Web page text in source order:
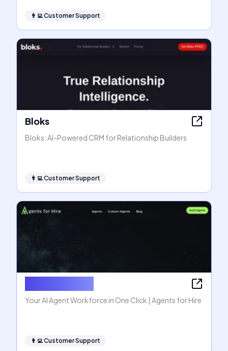
👨‍💻Customer Support
Bloks
Bloks: AI-Powered CRM for Relationship Builders
👨‍💻Customer Support
Your AI Agent Workforce in One Click | Agents for Hire
👨‍💻Customer Support